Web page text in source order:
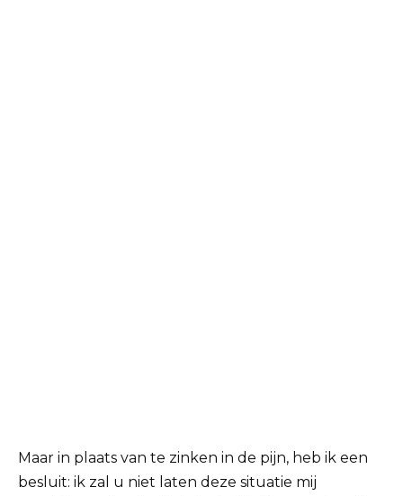
Maar in plaats van te zinken in de pijn, heb ik een
besluit: ik zal u niet laten deze situatie mij